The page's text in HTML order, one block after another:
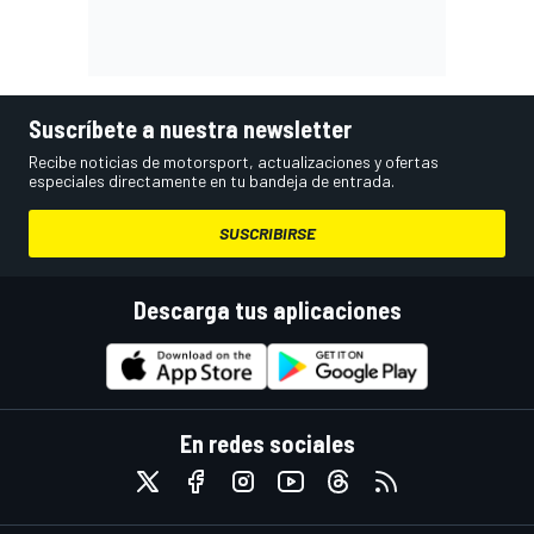
Suscríbete a nuestra newsletter
Recibe noticias de motorsport, actualizaciones y ofertas
especiales directamente en tu bandeja de entrada.
SUSCRIBIRSE
Descarga tus aplicaciones
En redes sociales